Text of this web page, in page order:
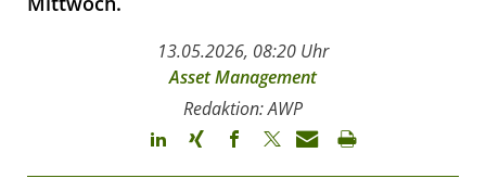
13.05.2026, 08:20 Uhr
Asset Management
Redaktion: AWP